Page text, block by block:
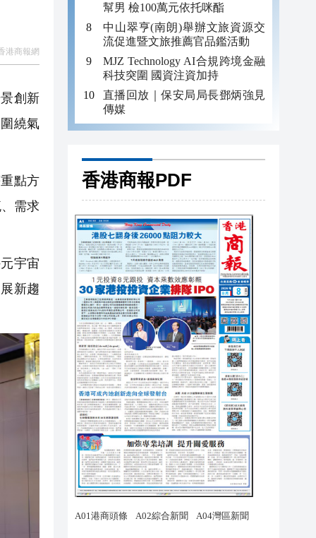
港商報網
創新
繞氣
點方
需求
宇宙
新趨
幫男 檢100萬元依托咪酯
中山翠亨(南朗)舉辦文旅資源交
流促進暨文旅推薦官品鑑活動
MJZ Technology AI合規跨境金融
科技突圍 國資注資加持
直播回放｜保安局局長鄧炳強見
傳媒
香港商報PDF